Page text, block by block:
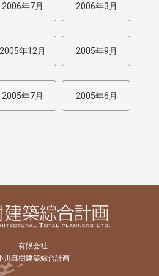
2006年7月 2006年3月
2005年12月 2005年9月
2005年7月 2005年6月
有限会社
川真樹建築綜合計画